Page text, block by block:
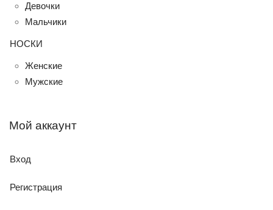
Девочки
Мальчики
НОСКИ
Женские
Мужские
Мой аккаунт
Вход
Регистрация